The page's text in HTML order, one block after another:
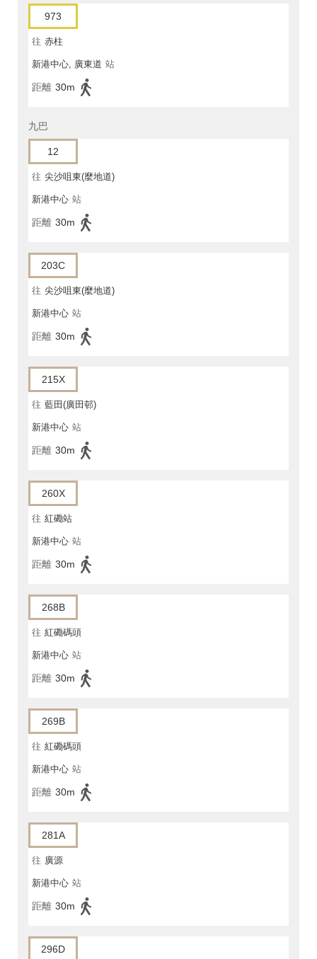
973
往 赤柱
新港中心, 廣東道 站
距離 30m
九巴
12
往 尖沙咀東(麼地道)
新港中心 站
距離 30m
203C
往 尖沙咀東(麼地道)
新港中心 站
距離 30m
215X
往 藍田(廣田邨)
新港中心 站
距離 30m
260X
往 紅磡站
新港中心 站
距離 30m
268B
往 紅磡碼頭
新港中心 站
距離 30m
269B
往 紅磡碼頭
新港中心 站
距離 30m
281A
往 廣源
新港中心 站
距離 30m
296D